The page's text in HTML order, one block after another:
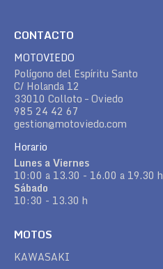
CONTACTO
MOTOVIEDO
Polígono del Espíritu Santo
C/ Holanda 12
33010 Colloto – Oviedo
985 24 42 67
gestion@motoviedo.com
Horario
Lunes a Viernes
10:00 a 13.30 - 16.00 a 19.30 h
Sábado
10:30 - 13.30 h
MOTOS
KAWASAKI